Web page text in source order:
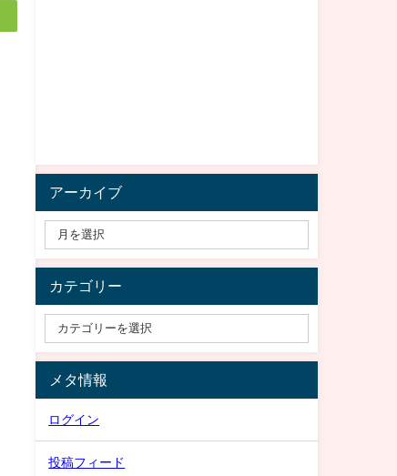
アーカイブ
カテゴリー
メタ情報
ログイン
投稿フィード